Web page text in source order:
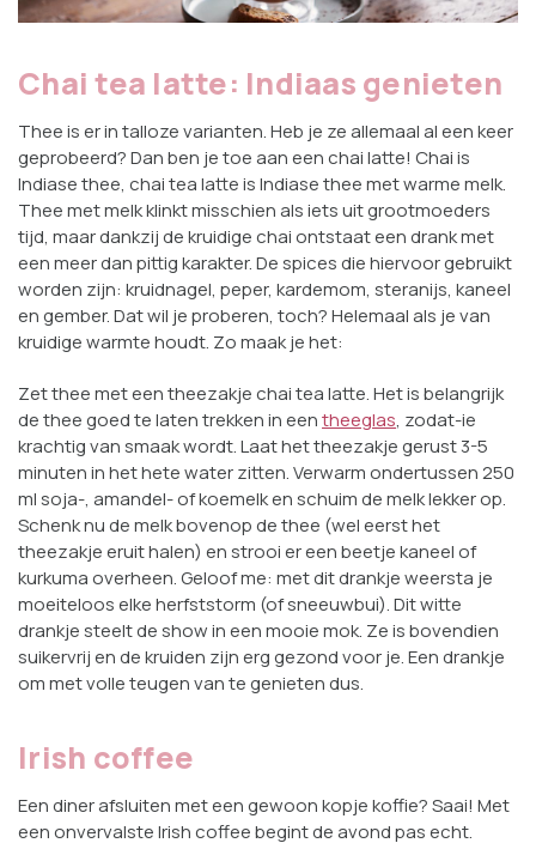
Chai tea latte: Indiaas genieten
Thee is er in talloze varianten. Heb je ze allemaal al een keer
geprobeerd? Dan ben je toe aan een chai latte! Chai is
Indiase thee, chai tea latte is Indiase thee met warme melk.
Thee met melk klinkt misschien als iets uit grootmoeders
tijd, maar dankzij de kruidige chai ontstaat een drank met
een meer dan pittig karakter. De spices die hiervoor gebruikt
worden zijn: kruidnagel, peper, kardemom, steranijs, kaneel
en gember. Dat wil je proberen, toch? Helemaal als je van
kruidige warmte houdt. Zo maak je het:
Zet thee met een theezakje chai tea latte. Het is belangrijk
de thee goed te laten trekken in eentheeglas, zodat-ie
krachtig van smaak wordt. Laat het theezakje gerust 3-5
minuten in het hete water zitten. Verwarm ondertussen 250
ml soja-, amandel- of koemelk en schuim de melk lekker op.
Schenk nu de melk bovenop de thee (wel eerst het
theezakje eruit halen) en strooi er een beetje kaneel of
kurkuma overheen. Geloof me: met dit drankje weersta je
moeiteloos elke herfststorm (of sneeuwbui). Dit witte
drankje steelt de show in een mooie mok. Ze is bovendien
suikervrij en de kruiden zijn erg gezond voor je. Een drankje
om met volle teugen van te genieten dus.
Irish coffee
Een diner afsluiten met een gewoon kopje koffie? Saai! Met
een onvervalste Irish coffee begint de avond pas echt.